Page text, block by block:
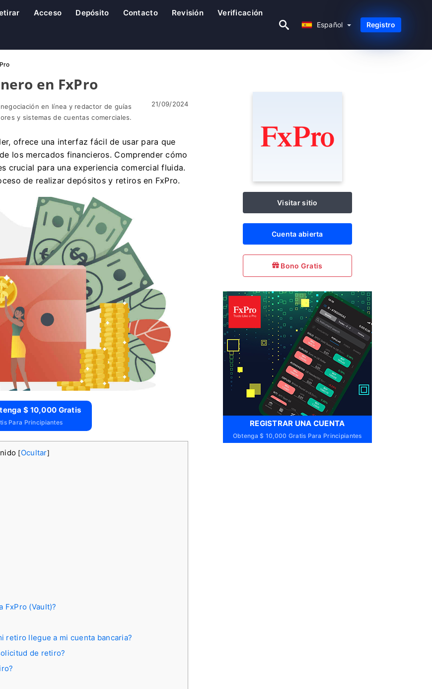
Acceso Depósito Contacto Revisión Verificación
Español Registro
en FxPro
en línea y redactor de guías
y sistemas de cuentas comerciales.
21/09/2024
ofrece una interfaz fácil de usar para que
los mercados financieros. Comprender cómo
crucial para una experiencia comercial fluida.
de realizar depósitos y retiros en FxPro.
$ 10,000 Gratis
Para Principiantes
[Ocultar]
FxPro (Vault)?
retiro llegue a mi cuenta bancaria?
de retiro?
Visitar sitio
Cuenta abierta
Bono Gratis
REGISTRAR UNA CUENTA
Obtenga $ 10,000 Gratis Para Principiantes